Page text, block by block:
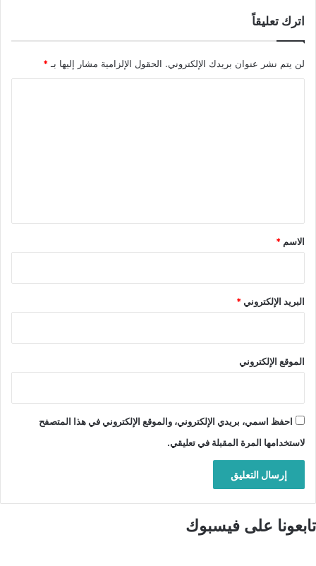
اترك تعليقاً
لن يتم نشر عنوان بريدك الإلكتروني. الحقول الإلزامية مشار إليها بـ *
*
الاسم *
البريد الإلكتروني*
الموقع الإلكتروني
احفظ اسمي، بريدي الإلكتروني، والموقع الإلكتروني في هذا المتصفح
لاستخدامها المرة المقبلة في تعليقي.
تابعونا على فيسبوك